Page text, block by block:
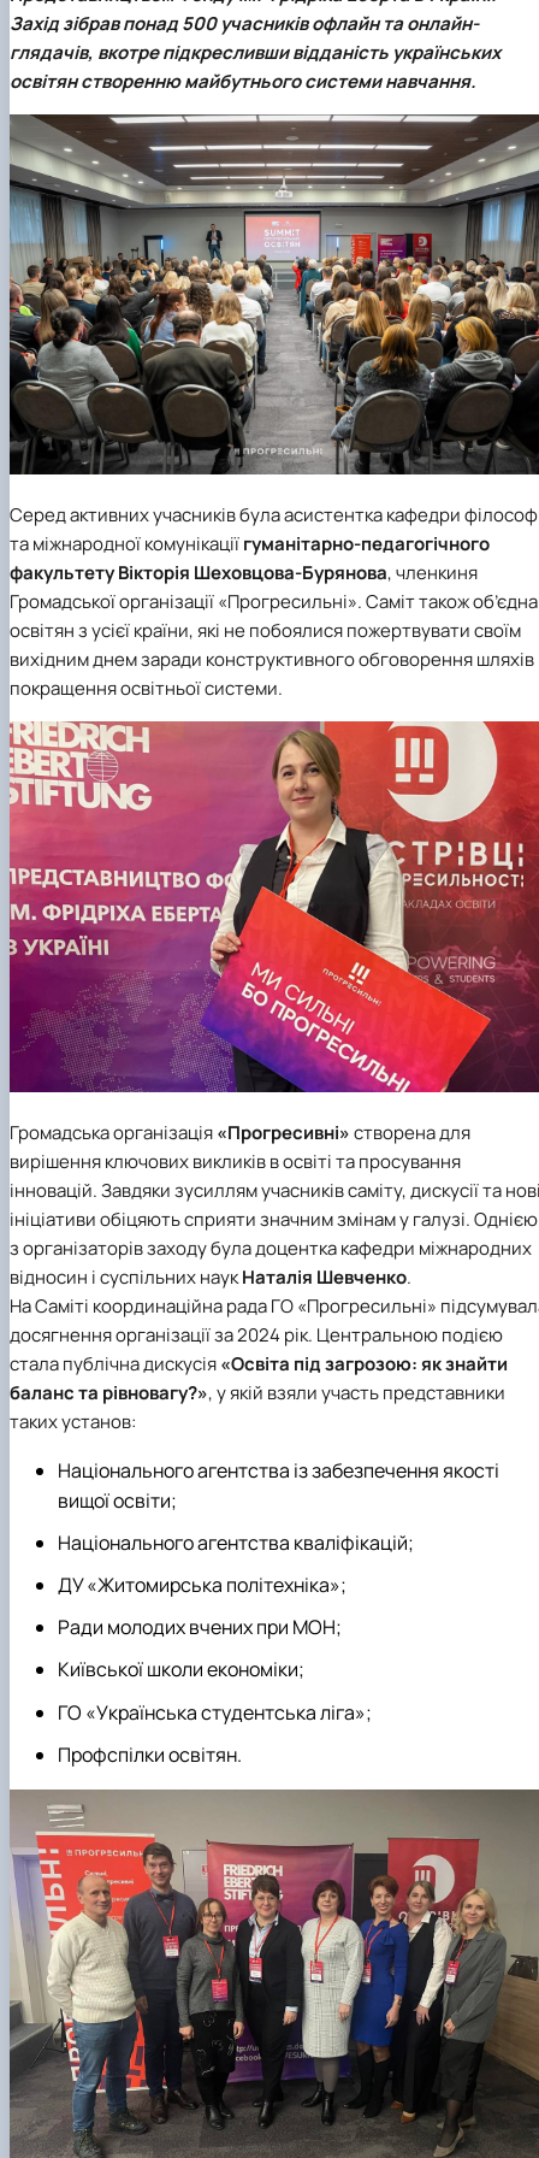
Науковий гурток «Філософські проблеми
міжособистісної та міжгрупової комунікаці…
Науковий гурток «Історія держави і права
України»
Захід зібрав понад 500 учасників офлайн та онлайн-
глядачів, вкотре підкресливши відданість українських
освітян створенню майбутнього системи навчання.
Серед активних учасників була асистенткакафедри
та міжнародної комунікаціїгуманітарно-педагогічного
факультетуВікторія Шеховцова-Бурянова, членкиня
Громадської організації «Прогресильні». Саміт також
освітян з усієї країни, які не побоялися пожертвувати своїм
вихідним днем заради конструктивного обговорення шляхів
покращення освітньої системи.
Громадська організація«Прогресивні»створена для
вирішення ключових викликів в освіті та просування
інновацій. Завдяки зусиллям учасників саміту, дискусії та
ініціативи обіцяють сприяти значним змінам у галузі. Однією
з організаторів заходу була доценткакафедри міжнародних
відносин і суспільних наукНаталія Шевченко.
На Саміті координаційна рада ГО «Прогресильні»
досягнення організації за 2024 рік. Центральною подією
стала публічна дискусія«Освіта під загрозою: як знайти
баланс та рівновагу?», у якій взяли участь представники
таких установ:
Національного агентства із забезпечення якості
вищої освіти;
Національного агентства кваліфікацій;
ДУ «Житомирська політехніка»;
Ради молодих вчених при МОН;
Київської школи економіки;
ГО «Українська студентська ліга»;
Профспілки освітян.